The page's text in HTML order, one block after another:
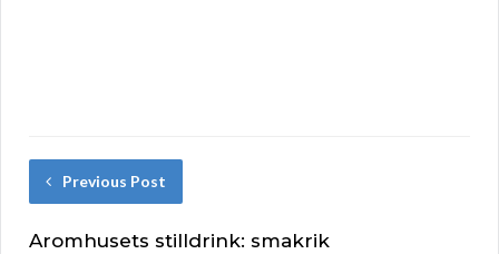
Previous Post
Aromhusets stilldrink: smakrik